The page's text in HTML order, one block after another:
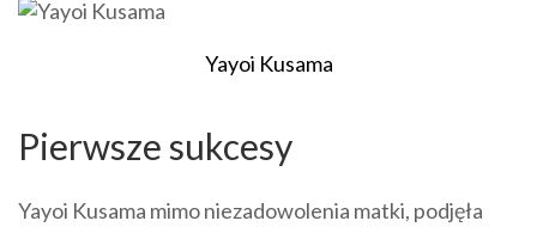
Yayoi Kusama
Pierwsze sukcesy
Yayoi Kusama mimo niezadowolenia matki, podjęła